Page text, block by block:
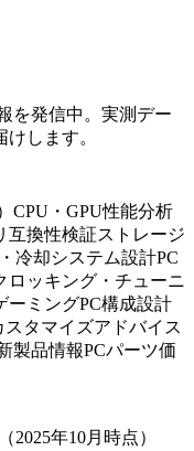
を発信中。実測デー
します。
CPU・GPU性能分析
互換性検証ストレージ
冷却システム設計PC
ロッキング・チューニ
ーミングPC構成設計
スタマイズアドバイス
製品情報PCパーツ価
2025年10月時点）